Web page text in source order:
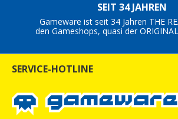
SEIT 34 JAHREN
Gameware ist seit 34 Jahren THE
den Gameshops, quasi der
SERVICE-HOTLINE